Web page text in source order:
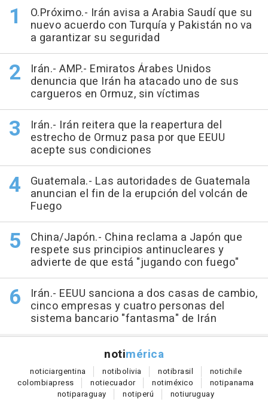
O.Próximo.- Irán avisa a Arabia Saudí que su
nuevo acuerdo con Turquía y Pakistán no va
a garantizar su seguridad
Irán.- AMP.- Emiratos Árabes Unidos
denuncia que Irán ha atacado uno de sus
cargueros en Ormuz, sin víctimas
Irán.- Irán reitera que la reapertura del
estrecho de Ormuz pasa por que EEUU
acepte sus condiciones
Guatemala.- Las autoridades de Guatemala
anuncian el fin de la erupción del volcán de
Fuego
China/Japón.- China reclama a Japón que
respete sus principios antinucleares y
advierte de que está "jugando con fuego"
Irán.- EEUU sanciona a dos casas de cambio,
cinco empresas y cuatro personas del
sistema bancario "fantasma" de Irán
notimérica
noticiargentina notibolivia notibrasil notichile
colombiapress notiecuador notiméxico notipanama
notiparaguay notiperú notiuruguay